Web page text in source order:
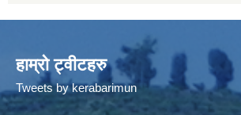
हाम्रो ट्वीटहरु
Tweets by kerabarimun